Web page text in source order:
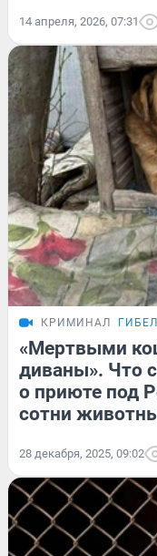
14 апреля, 2026, 07:31
КРИМИНАЛ
«Мертвыми
диваны». Что
о приюте под
сотни
28 декабря, 2025, 09:02